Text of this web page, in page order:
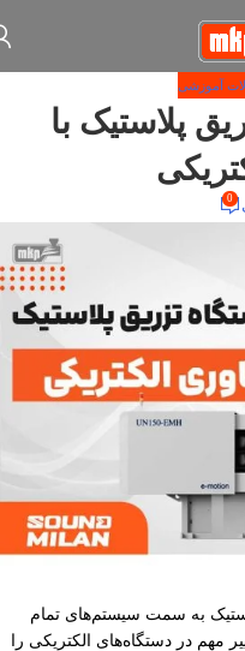
آموزشی
پلاستیک با
0
به سمت سیستم‌های تمام
حرکت می‌کند. در این مقاله 7 تغییر مهم در دستگاه‌های الکتریکی را